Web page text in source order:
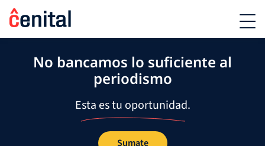
No bancamos lo suficiente al
periodismo
Esta es tu oportunidad.
Sumate